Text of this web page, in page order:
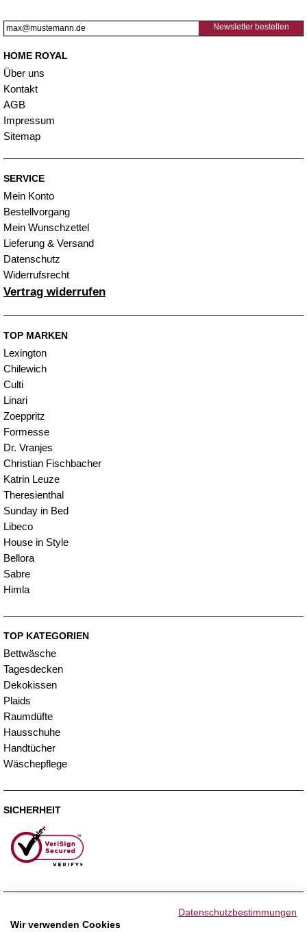
Newsletter bestellen
HOME ROYAL
Über uns
Kontakt
AGB
Impressum
Sitemap
SERVICE
Mein Konto
Bestellvorgang
Mein Wunschzettel
Lieferung & Versand
Datenschutz
Widerrufsrecht
Vertrag widerrufen
TOP MARKEN
Lexington
Chilewich
Culti
Linari
Zoeppritz
Formesse
Dr. Vranjes
Christian Fischbacher
Katrin Leuze
Theresienthal
Sunday in Bed
Libeco
House in Style
Bellora
Sabre
Himla
TOP KATEGORIEN
Bettwäsche
Tagesdecken
Dekokissen
Plaids
Raumdüfte
Hausschuhe
Handtücher
Wäschepflege
SICHERHEIT
Datenschutzbestimmungen
Wir verwenden Cookies